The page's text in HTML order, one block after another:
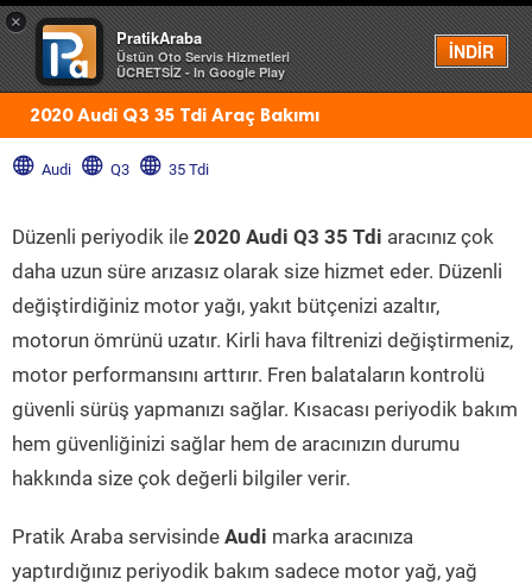
×
PratikAraba
Üstün Oto Servis Hizmetleri
ÜCRETSİZ - In Google Play
İNDİR
Menü
2020 Audi Q3 35 Tdi Araç Bakımı
Audi Q3 35 Tdi
Düzenli periyodik ile 2020 Audi Q3 35 Tdi aracınız çok
daha uzun süre arızasız olarak size hizmet eder. Düzenli
değiştirdiğiniz motor yağı, yakıt bütçenizi azaltır,
motorun ömrünü uzatır. Kirli hava filtrenizi değiştirmeniz,
motor performansını arttırır. Fren balataların kontrolü
güvenli sürüş yapmanızı sağlar. Kısacası periyodik bakım
hem güvenliğinizi sağlar hem de aracınızın durumu
hakkında size çok değerli bilgiler verir.
Pratik Araba servisinde Audi marka aracınıza
yaptırdığınız periyodik bakım sadece motor yağ, yağ